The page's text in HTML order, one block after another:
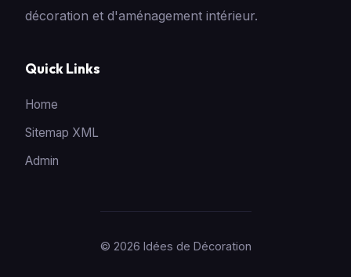
décoration et d'aménagement intérieur.
Quick Links
Home
Sitemap XML
Admin
© 2026 Idées de Décoration